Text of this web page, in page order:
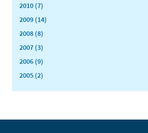
2010 (7)
2009 (14)
2008 (8)
2007 (3)
2006 (9)
2005 (2)